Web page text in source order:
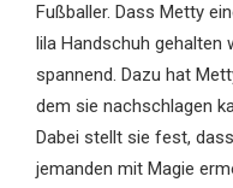
Fußballer. Dass Metty
lila Handschuh
spannend. Dazu hat
dem sie nachschlagen
Dabei stellt sie fest,
jemanden mit Magie